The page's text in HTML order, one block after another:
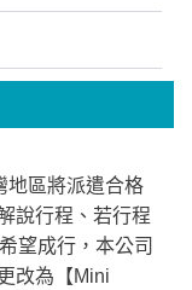
地區將派遣合格
說行程、若行程
望成行，本公司
改為【Mini